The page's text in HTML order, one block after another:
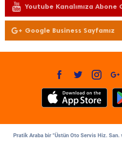
Youtube Kanalımıza Abone
Google Business Sayfamız
Pratik Araba bir "Üstün Oto Servis Hiz. San.